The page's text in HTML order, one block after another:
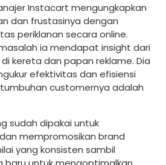
Instacart mengungkapkan
dan frustasinya dengan
periklanan secara online.
ia mendapat insight dari
kereta dan papan reklame. Dia
efektivitas dan efisiensi
customernya adalah
sudah dipakai untuk
mempromosikan brand
yang konsisten sambil